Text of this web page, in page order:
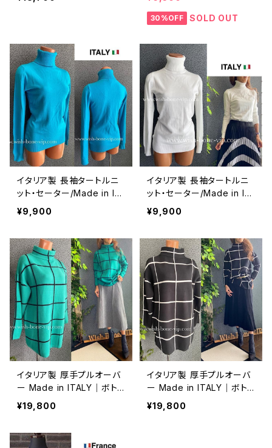
コース長袖ラメニットセータ
袖ニットトップス/イエロー
30%OFF SOLD OUT
イタリア製 長袖タートルニ
ット・セーター/Made in IT
ALY｜ウール＆ビスコース
タートルネック 長袖ニット・
¥9,900
イタリア製 長袖タートルニ
ット・セーター/Made in IT
ALY｜ウール＆ビスコース
タートルネック 長袖ニット・
¥9,900
イタリア製 厚手プルオーバ
ー Made in ITALY｜ボト
ルネック・チュニック・厚地＆
長めのトップス/格子ブラッ
¥19,800
イタリア製 厚手プルオーバ
ー Made in ITALY｜ボト
ルネック・チュニック・厚地＆
長めトップス/格子チェック・
¥19,800